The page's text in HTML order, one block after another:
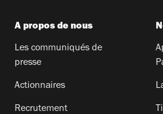
A propos de nous
Les communiqués de
presse
Actionnaires
Recrutement